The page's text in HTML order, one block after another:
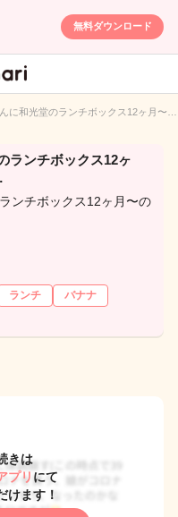
無料ダウンロード
QA
に和光堂のランチボックス12ヶ月〜…
ランチボックス12ヶ
ンチボックス12ヶ月〜の
ランチ
バナナ
きは
プリ にて
けます！